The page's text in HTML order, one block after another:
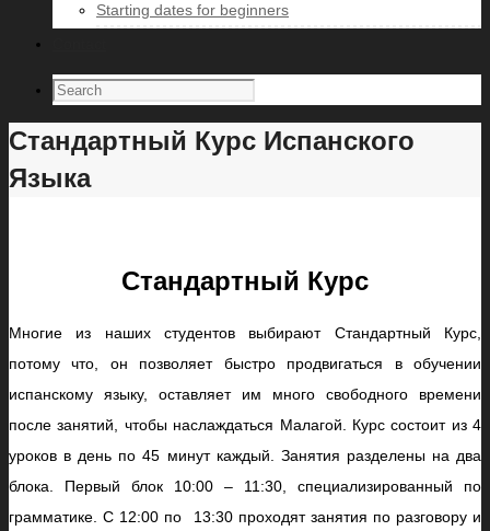
Starting dates for beginners
Стандартный Курс Испанского
Языка
Стандартный Курс
Многие из наших студентов выбирают Стандартный Курс,
потому что, он позволяет быстро продвигаться в обучении
испанскому языку, оставляет им много свободного времени
после занятий, чтобы наслаждаться Малагой. Курс состоит из 4
уроков в день по 45 минут каждый. Занятия разделены на два
блока. Первый блок 10:00 – 11:30, специализированный по
грамматике. С 12:00 по 13:30 проходят занятия по разговору и